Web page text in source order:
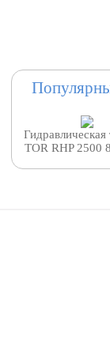
Гидравлическая
TOR RHP 2500